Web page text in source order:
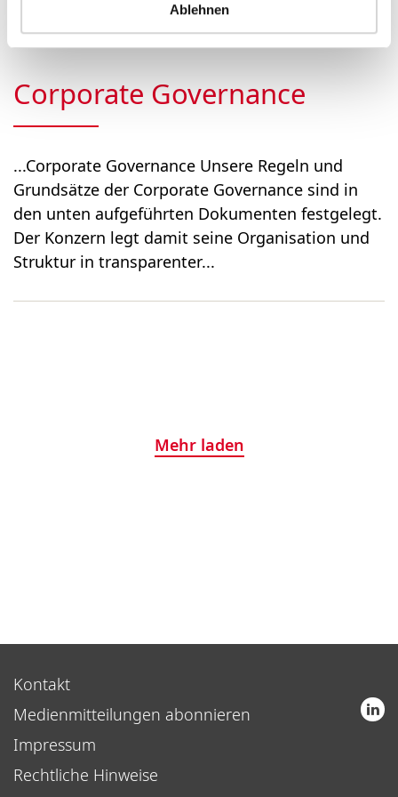
Ablehnen
ordentliche General­versa...
Corporate Governance
...Corporate Governance Unsere Regeln und
Grundsätze der Corporate Governance sind in
den unten aufgeführten Dokumenten festgelegt.
Der Konzern legt damit seine Organisation und
Struktur in transparenter...
Mehr laden
Kontakt
Medienmitteilungen abonnieren
Impressum
Rechtliche Hinweise